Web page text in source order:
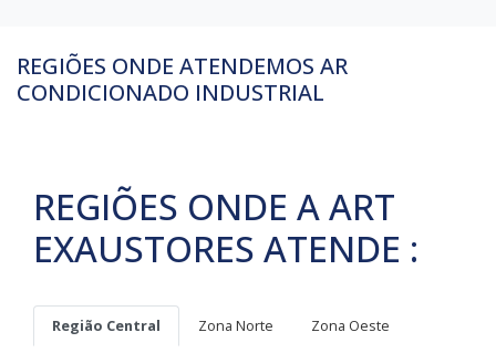
REGIÕES ONDE ATENDEMOS AR
CONDICIONADO INDUSTRIAL
REGIÕES ONDE A ART
EXAUSTORES ATENDE :
Região Central Zona Norte
Zona Oeste